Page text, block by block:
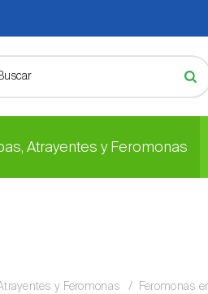
Atrayentes y Feromonas
y Feromonas Feromonas